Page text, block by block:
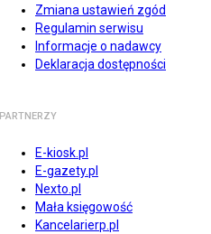
Zmiana ustawień zgód
Regulamin serwisu
Informacje o nadawcy
Deklaracja dostępności
PARTNERZY
E-kiosk.pl
E-gazety.pl
Nexto.pl
Mała księgowość
Kancelarierp.pl